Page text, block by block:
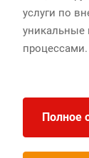
услуги по
уникальные
процессами.
Полное